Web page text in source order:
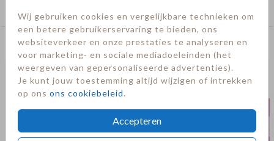
Wij gebruiken cookies en vergelijkbare technieken om
een betere gebruikerservaring te bieden, ons
websiteverkeer en onze prestaties te analyseren en
voor marketing- en sociale mediadoeleinden (het
weergeven van gepersonaliseerde advertenties).
Je kunt jouw toestemming altijd wijzigen of intrekken
op ons ons cookiebeleid.
Accepteren
Deze kaarten vind je misschien ook leuk